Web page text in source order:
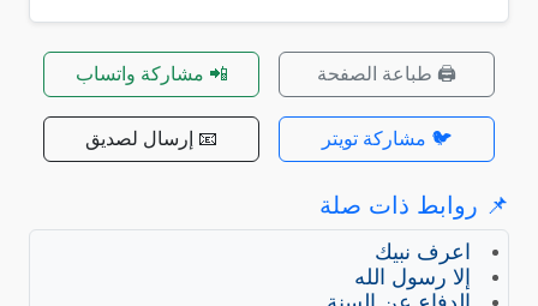
🖨️ طباعة الصفحة 📲 مشاركة واتساب
🐦 مشاركة تويتر 📧 إرسال لصديق
📌 روابط ذات صلة
اعرف نبيك
إلا رسول الله